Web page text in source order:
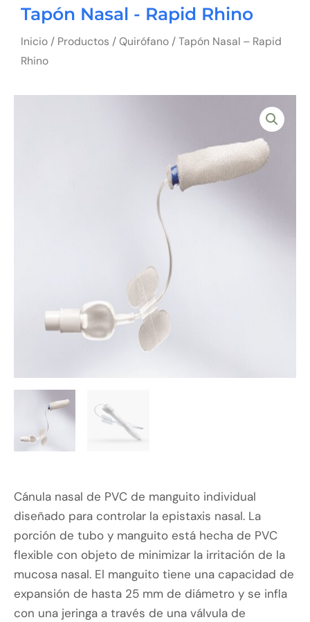
Tapón Nasal - Rapid Rhino
Inicio / Productos /Quirófano / Tapón Nasal – Rapid
Rhino
Cánula nasal de PVC de manguito individual
diseñado para controlar la epistaxis nasal. La
porción de tubo y manguito está hecha de PVC
flexible con objeto de minimizar la irritación de la
mucosa nasal. El manguito tiene una capacidad de
expansión de hasta 25 mm de diámetro y se infla
con una jeringa a través de una válvula de